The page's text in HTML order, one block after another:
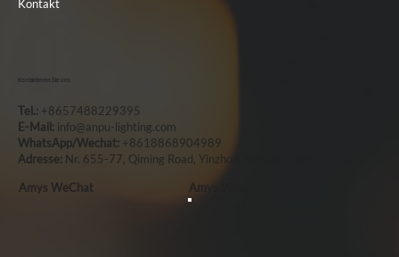
Kontaktieren Sie uns
Tel.: +8657488229395
E-Mail: info@anpu-lighting.com
WhatsApp/Wechat: +8618868904989
Adresse: Nr. 655-77, Qiming Road, Yinzhou, Ningbo, China, 315101
Amys WeChat
Amys WhatsApp
Kontakt